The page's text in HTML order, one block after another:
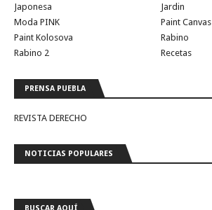
Japonesa
Jardin
Moda PINK
Paint Canvas
Paint Kolosova
Rabino
Rabino 2
Recetas
PRENSA PUEBLA
REVISTA DERECHO
NOTICIAS POPULARES
BUSCAR AQUÍ